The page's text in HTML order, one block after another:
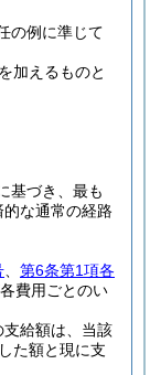
の例に準じて
加えるものと
基づき、最も
な通常の経路
第6条第1項各
費用ごとのい
支給額は、当該
た額と現に支